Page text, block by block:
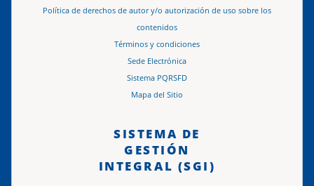
Política de derechos de autor y/o autorización de uso sobre los
contenidos
Términos y condiciones
Sede Electrónica
Sistema PQRSFD
Mapa del Sitio
SISTEMA DE
GESTIÓN
INTEGRAL (SGI)